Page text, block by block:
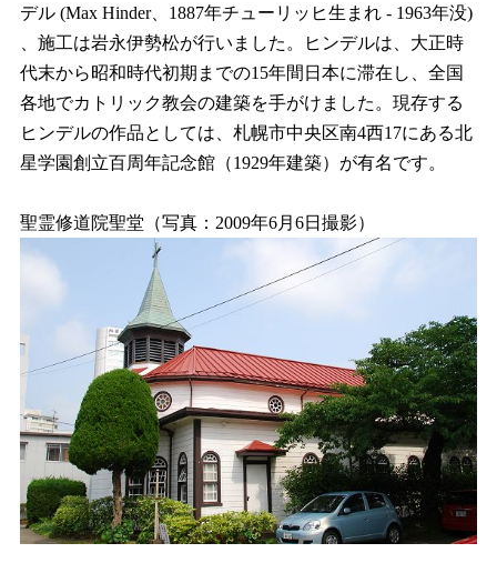
デル (Max Hinder、1887年チューリッヒ生まれ - 1963年没)
、施工は岩永伊勢松が行いました。ヒンデルは、大正時
代末から昭和時代初期までの15年間日本に滞在し、全国
各地でカトリック教会の建築を手がけました。現存する
ヒンデルの作品としては、札幌市中央区南4西17にある北
星学園創立百周年記念館（1929年建築）が有名です。
聖霊修道院聖堂（写真：2009年6月6日撮影）